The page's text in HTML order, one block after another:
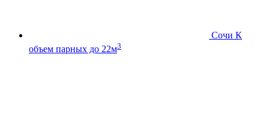
Сочи К
объем парных до 22м3